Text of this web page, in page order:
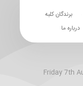
برندگان کلبه
درباره ما